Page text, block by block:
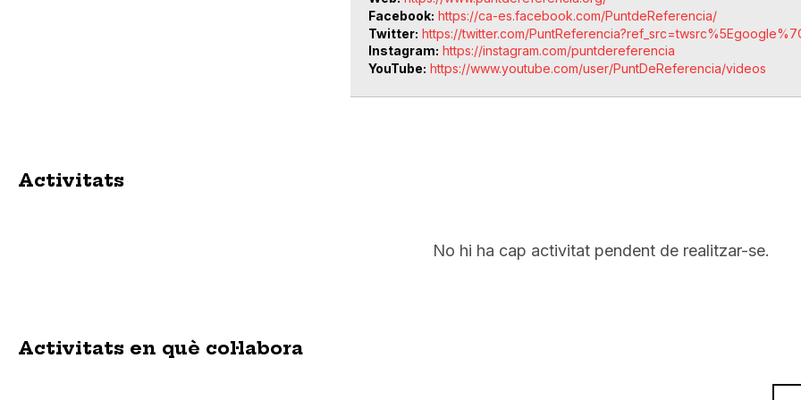
Facebook https://ca-es.facebook.com/PuntdeReferencia/
Twitter https://twitter.com/
Instagram
https://instagram.com/puntdereferencia
YouTube https://www.youtube.com/user/PuntDeReferencia/videos
Activitats
No hi ha cap activitat pendent de realitzar-se.
Activitats en què col·labora